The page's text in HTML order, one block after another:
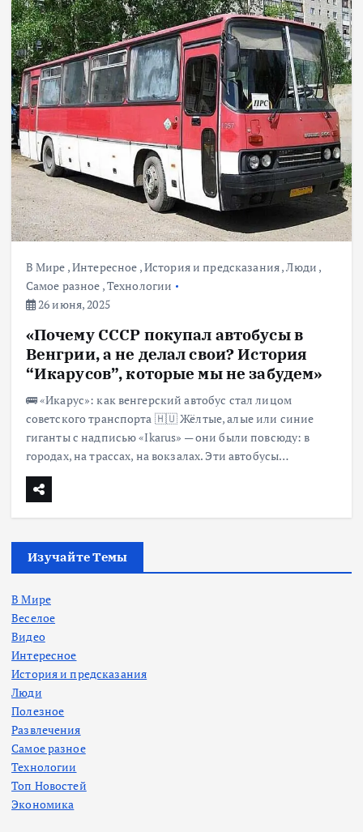
В Мире ,Интересное ,История и предсказания,Люди ,
Самое разное ,Технологии
26 июня, 2025
«Почему СССР покупал автобусы в
Венгрии, а не делал свои? История
“Икарусов”, которые мы не забудем»
🚌 «Икарус»: как венгерский автобус стал лицом
советского транспорта 🇭🇺 Жёлтые, алые или синие
гиганты с надписью «Ikarus» — они были повсюду: в
городах, на трассах, на вокзалах. Эти автобусы…
Изучайте Темы
В Мире
Веселое
Видео
Интересное
История и предсказания
Люди
Полезное
Развлечения
Самое разное
Технологии
Топ Новостей
Экономика